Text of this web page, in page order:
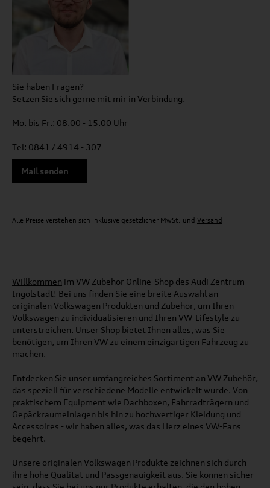
Sie haben Fragen?
Setzen Sie sich gerne mit mir in Verbindung.
Mo. bis Fr.: 08.00 - 15.00 Uhr
Tel: 0841 / 4914 - 307
Mail senden
Alle Preise verstehen sich inklusive gesetzlicher MwSt. und Versand
Willkommen im VW Zubehör Online-Shop des Audi Zentrum
Ingolstadt! Bei uns finden Sie eine breite Auswahl an
originalen Volkswagen Produkten und Zubehör, um Ihren
Volkswagen zu individualisieren und Ihren VW-Lifestyle zu
unterstreichen. Unser Shop bietet Ihnen alles, was Sie
benötigen, um Ihren VW zu einem einzigartigen Fahrzeug zu
machen.
Entdecken Sie unser umfangreiches Sortiment an VW Zubehör,
das speziell für verschiedene Modelle entwickelt wurde. Von
praktischem Equipment wie Dachboxen, Fahrradträgern und
Gepäckraumeinlagen bis hin zu hochwertiger Kleidung und
Accessoires - wir haben alles, was das Herz eines VW-Fans
begehrt.
Unsere originalen Volkswagen Produkte zeichnen sich durch
ihre hohe Qualität und Passgenauigkeit aus. Sie können sicher